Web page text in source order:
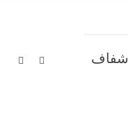
قاب کریستالی ایفون 13 / 14 شفاف